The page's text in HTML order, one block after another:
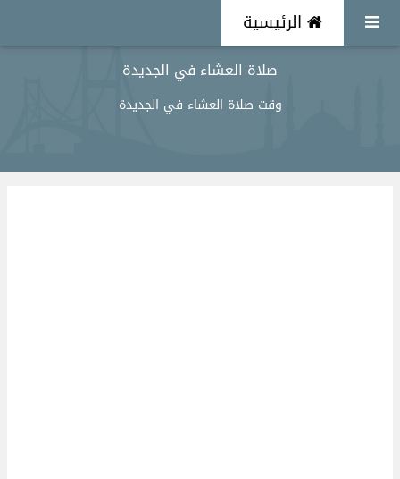
الرئيسية
صلاة العشاء في الجديدة
وقت صلاة العشاء في الجديدة